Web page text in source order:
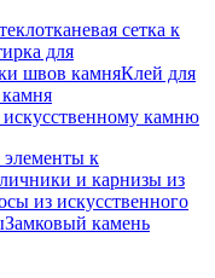
сетка к
для
швов камняКлей для
камню
к
и карнизы из
из искусственного
Замковый камень